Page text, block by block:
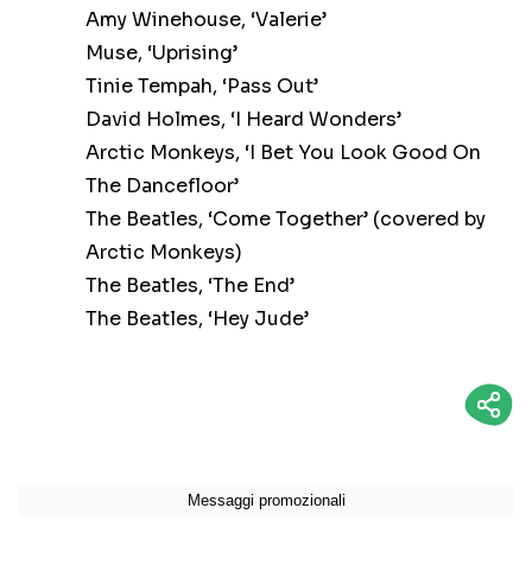
Amy Winehouse, ‘Valerie’
Muse, ‘Uprising’
Tinie Tempah, ‘Pass Out’
David Holmes, ‘I Heard Wonders’
Arctic Monkeys, ‘I Bet You Look Good On
The Dancefloor’
The Beatles, ‘Come Together’ (covered by
Arctic Monkeys)
The Beatles, ‘The End’
The Beatles, ‘Hey Jude’